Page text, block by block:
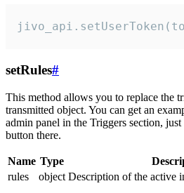
setRules#
This method allows you to replace the
transmitted object. You can get an
admin panel in the Triggers section,
button there.
Name Type
rules
object Description of the active